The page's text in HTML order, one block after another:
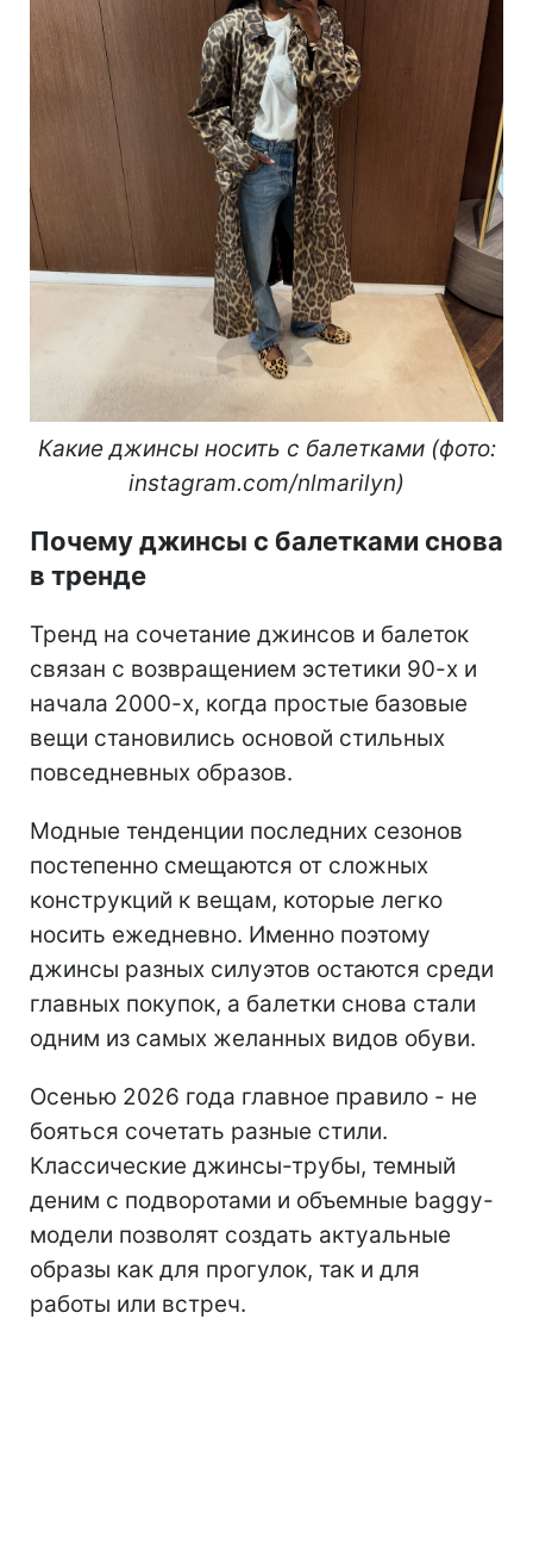
Какие джинсы носить с балетками (фото:
instagram.com/nlmarilyn)
Почему джинсы с балетками снова
в тренде
Тренд на сочетание джинсов и балеток
связан с возвращением эстетики 90-х и
начала 2000-х, когда простые базовые
вещи становились основой стильных
повседневных образов.
Модные тенденции последних сезонов
постепенно смещаются от сложных
конструкций к вещам, которые легко
носить ежедневно. Именно поэтому
джинсы разных силуэтов остаются среди
главных покупок, а балетки снова стали
одним из самых желанных видов обуви.
Осенью 2026 года главное правило - не
бояться сочетать разные стили.
Классические джинсы-трубы, темный
деним с подворотами и объемные baggy-
модели позволят создать актуальные
образы как для прогулок, так и для
работы или встреч.